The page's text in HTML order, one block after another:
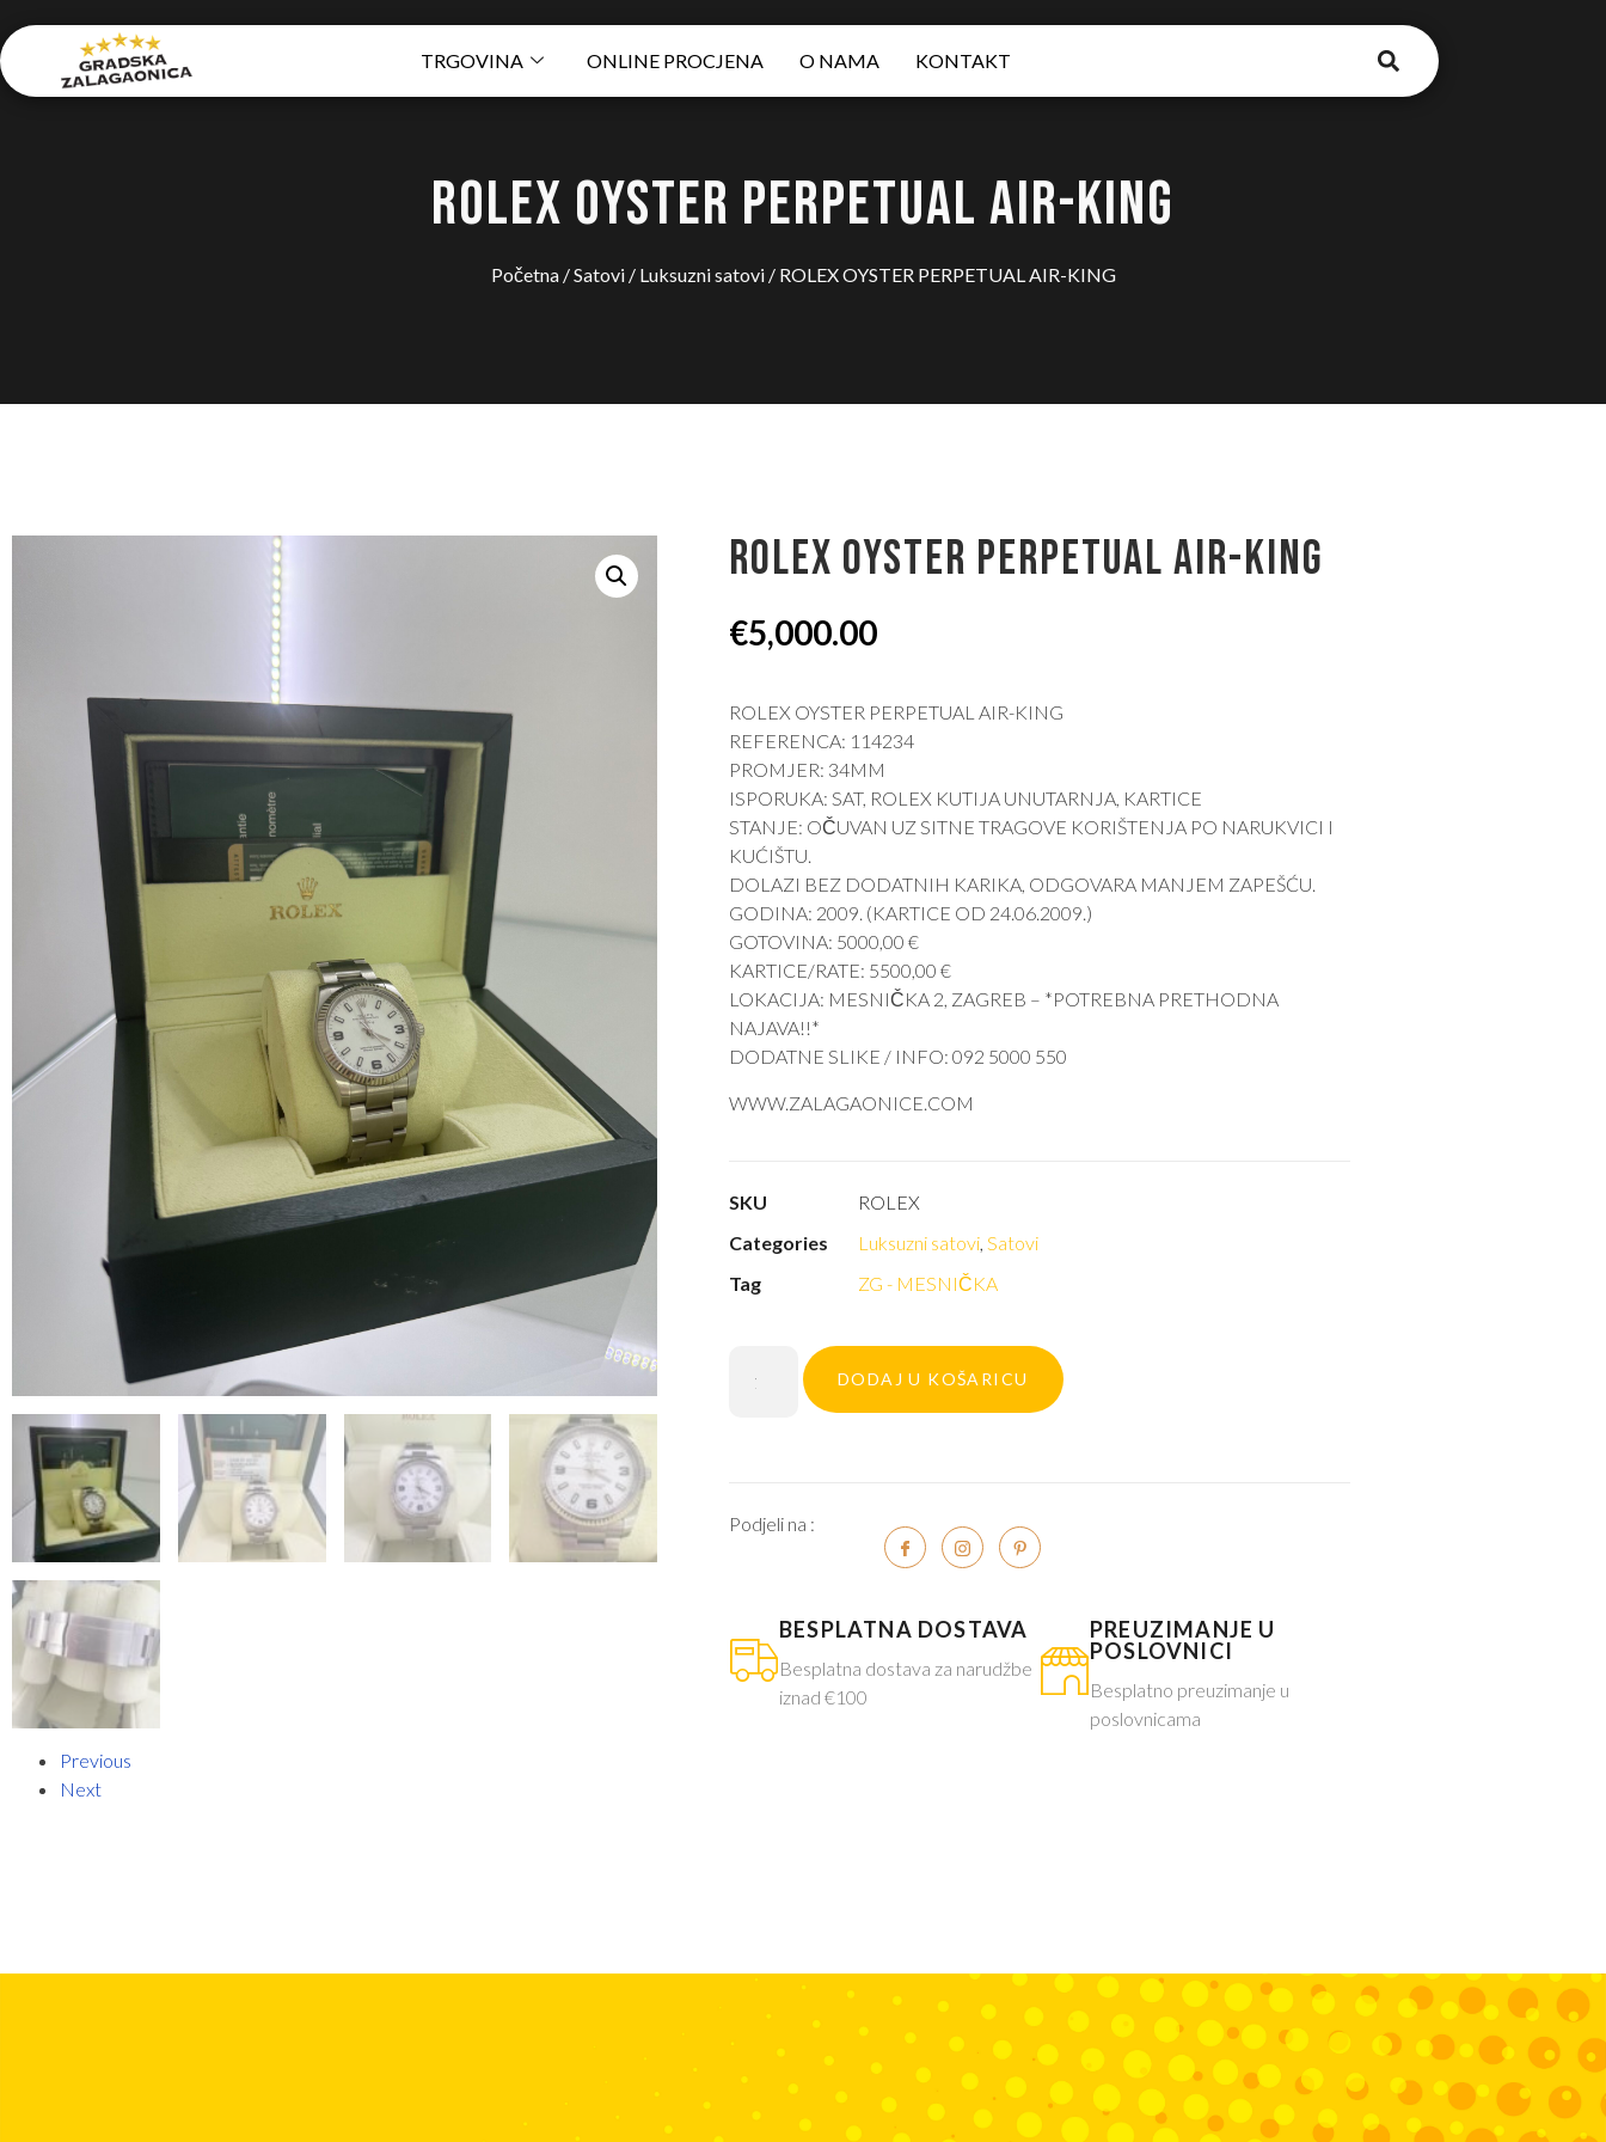
TRGOVINA ONLINE PROCJENA O NAMA KONTAKT
ROLEX OYSTER PERPETUAL AIR-KING
Početna/Satovi/ Luksuzni satovi/ ROLEX OYSTER PERPETUAL AIR-KING
Previous
Next
ROLEX OYSTER PERPETUAL AIR-KING
€5,000.00
ROLEX OYSTER PERPETUAL AIR-KING
REFERENCA: 114234
PROMJER: 34MM
ISPORUKA: SAT, ROLEX KUTIJA UNUTARNJA, KARTICE
STANJE: OČUVAN UZ SITNE TRAGOVE KORIŠTENJA PO NARUKVICI I
KUĆIŠTU.
DOLAZI BEZ DODATNIH KARIKA, ODGOVARA MANJEM ZAPEŠĆU.
GODINA: 2009. (KARTICE OD 24.06.2009.)
GOTOVINA: 5000,00 €
KARTICE/RATE: 5500,00 €
LOKACIJA: MESNIČKA 2, ZAGREB – *POTREBNA PRETHODNA
NAJAVA!!*
DODATNE SLIKE / INFO: 092 5000 550
WWW.ZALAGAONICE.COM
SKU
ROLEX
Categories
Luksuzni satovi, Satovi
Tag
ZG - MESNIČKA
DODAJ U KOŠARICU
Podjeli na :
BESPLATNA DOSTAVA
Besplatna dostava za narudžbe
iznad €100
PREUZIMANJE U
POSLOVNICI
Besplatno preuzimanje u
poslovnicama